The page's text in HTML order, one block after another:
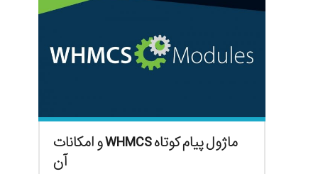
ماژول پیام کوتاه WHMCS و امکانات
آن